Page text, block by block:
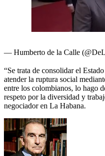
— Humberto de la Calle
“Se trata de consolidar el
atender la ruptura social
entre los colombianos, lo hago
respeto por la diversidad y
negociador en La Habana.